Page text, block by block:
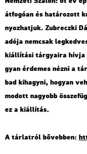
át­fo­gó­an és ha­tá­ro­zott
nyoz­hat­juk. Zub­recz­ki
adó­ja nem­csak
ki­ál­lí­tá­si tár­gya­i­ra hívja
gyan ér­de­mes nézni a
bad ki­hagy­ni, ho­gyan
mo­dott na­gyobb
ez a ki­ál­lí­tás.
A tár­lat­ról bő­veb­ben: